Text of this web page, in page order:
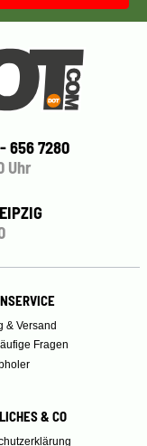
656 7280
Uhr
& Versand
Fragen
& CO